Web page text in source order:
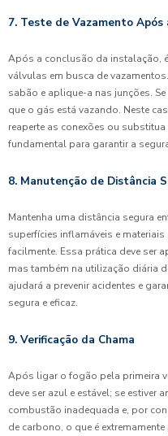
7. Teste de Vazamento Após
Após a conclusão da instalação,
válvulas em busca de
sabão e aplique-a nas junções.
que o gás está vazando. Neste
reaperte as conexões ou
fundamental para garantir a
8. Manutenção de Distância
Mantenha uma distância segura
superfícies inflamáveis e
facilmente. Essa prática deve ser
mas também na utilização diária
ajudará a prevenir acidentes e
segura e eficaz.
9. Verificação da Chama
Após ligar o fogão pela primeira
deve ser azul e estável; se estiver
combustão inadequada e, por
de carbono, o que é